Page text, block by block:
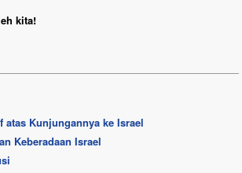
kita!
atas Kunjungannya ke Israel
Keberadaan Israel